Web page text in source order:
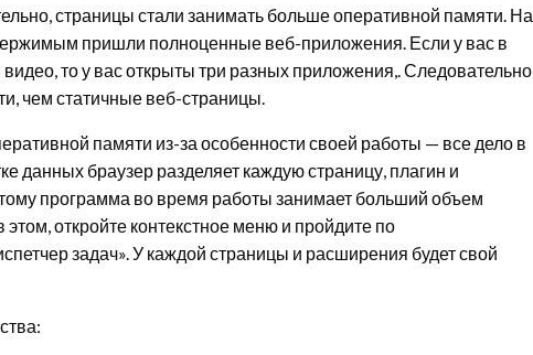
страницы стали занимать больше оперативной памяти. На
пришли полноценные веб-приложения. Если у вас в
видео, то у вас открыты три разных приложения,. Следовательно
чем статичные веб-страницы.
памяти из-за особенности своей работы — все дело в
данных браузер разделяет каждую страницу, плагин и
программа во время работы занимает больший объем
откройте контекстное меню и пройдите по
задач». У каждой страницы и расширения будет свой